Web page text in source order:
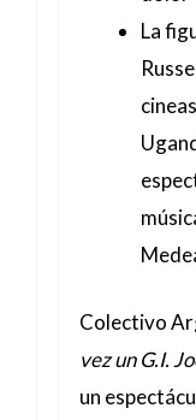
La
Colectivo
vez un G.I.
un